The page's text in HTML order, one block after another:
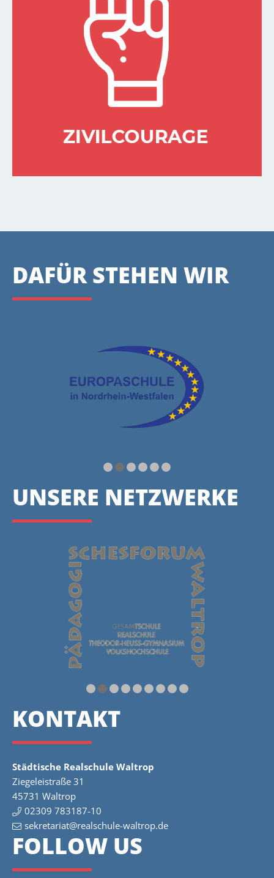
DAFÜR STEHEN WIR
UNSERE NETZWERKE
KONTAKT
Städtische Realschule Waltrop
Ziegeleistraße 31
45731 Waltrop
02309 783187-10
sekretariat@realschule-waltrop.de
FOLLOW US